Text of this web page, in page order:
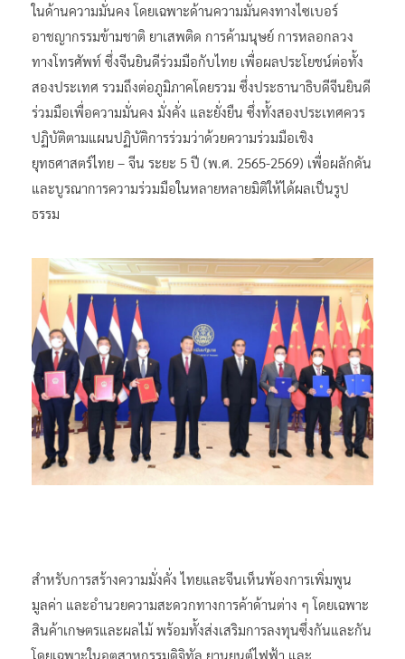
ในด้านความมั่นคง โดยเฉพาะด้านความมั่นคงทางไซเบอร์
อาชญากรรมข้ามชาติ ยาเสพติด การค้ามนุษย์ การหลอกลวง
ทางโทรศัพท์ ซึ่งจีนยินดีร่วมมือกับไทย เพื่อผลประโยชน์ต่อทั้ง
สองประเทศ รวมถึงต่อภูมิภาคโดยรวม ซึ่งประธานาธิบดีจีนยินดี
ร่วมมือเพื่อความมั่นคง มั่งคั่ง และยั่งยืน ซึ่งทั้งสองประเทศควร
ปฏิบัติตามแผนปฏิบัติการร่วมว่าด้วยความร่วมมือเชิง
ยุทธศาสตร์ไทย – จีน ระยะ 5 ปี (พ.ศ. 2565-2569) เพื่อผลักดัน
และบูรณาการความร่วมมือในหลายหลายมิติให้ได้ผลเป็นรูป
ธรรม
สำหรับการสร้างความมั่งคั่ง ไทยและจีนเห็นพ้องการเพิ่มพูน
มูลค่า และอำนวยความสะดวกทางการค้าด้านต่าง ๆ โดยเฉพาะ
สินค้าเกษตรและผลไม้ พร้อมทั้งส่งเสริมการลงทุนซึ่งกันและกัน
โดยเฉพาะในอุตสาหกรรมดิจิทัล ยานยนต์ไฟฟ้า และ